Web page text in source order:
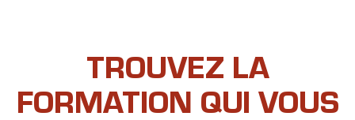
TROUVEZ LA
FORMATION QUI VOUS